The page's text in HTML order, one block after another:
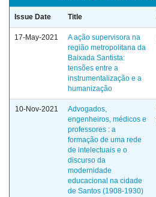
Issue Date Title
17-May-2021
A ação supervisora na
região metropolitana da
Baixada Santista:
tensões entre a
instrumentalização e a
humanização
10-Nov-2021
Advogados,
engenheiros, médicos e
professores : a
formação de uma rede
de intelectuais e o
discurso da
modernidade
educacional na cidade
de Santos (1908-1930)